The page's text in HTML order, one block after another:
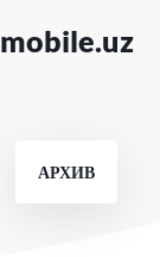
mobile.uz
АРХИВ